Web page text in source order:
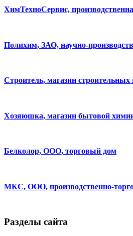
ХимТехноСервис,
Полихим, ЗАО, научно-
Строитель, магазин
Хозяюшка, магазин бытовой
Белколор, ООО, торговый дом
МКС, ООО, производственно-
Разделы сайта